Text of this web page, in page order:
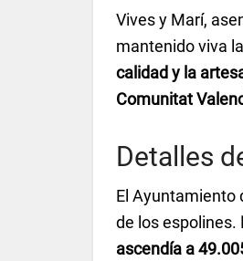
Vives y Marí,
mantenido viva
calidad y la
Comunitat
Detalles
El Ayuntamiento
de los espolines.
ascendía a